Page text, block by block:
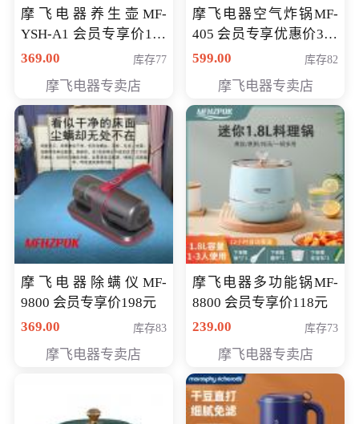
摩飞电器养生壶MF-
YSH-A1 会员专享价198
元
369.00 库存77
摩飞电器专卖店
摩飞电器空气炸锅MF-
405 会员专享优惠价369
元
599.00 库存82
摩飞电器专卖店
摩飞电器除螨仪MF-
9800 会员专享价198元
369.00
库存83
摩飞电器专卖店
摩飞电器多功能锅MF-
8800 会员专享价118元
239.00
库存73
摩飞电器专卖店